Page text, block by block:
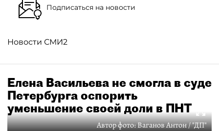
Подписаться на новости
Новости СМИ2
Елена Васильева не смогла в суде
Петербурга оспорить
уменьшение своей доли в ПНТ
Автор фото:Ваганов Антон / "ДП"